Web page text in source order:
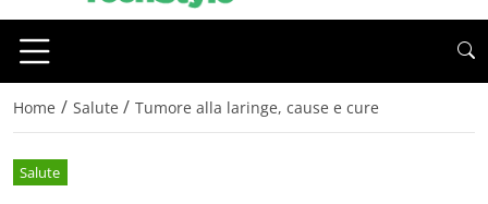
Home / Salute / Tumore alla laringe, cause e cure
Salute